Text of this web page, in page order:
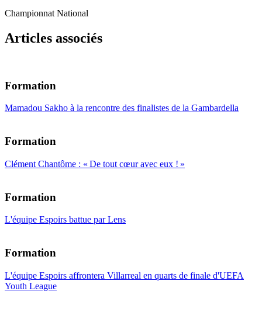
Championnat National
Articles associés
Formation
Mamadou Sakho à la rencontre des finalistes de la Gambardella
Formation
Clément Chantôme : « De tout cœur avec eux ! »
Formation
L'équipe Espoirs battue par Lens
Formation
L'équipe Espoirs affrontera Villarreal en quarts de finale d'UEFA
Youth League